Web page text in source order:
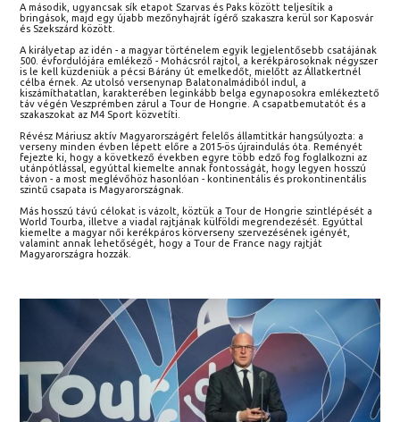
A második, ugyancsak sík etapot Szarvas és Paks között teljesítik a
bringások, majd egy újabb mezőnyhajrát ígérő szakaszra kerül sor Kaposvár
és Szekszárd között.
A királyetap az idén - a magyar történelem egyik legjelentősebb csatájának
500. évfordulójára emlékező - Mohácsról rajtol, a kerékpárosoknak négyszer
is le kell küzdeniük a pécsi Bárány út emelkedőt, mielőtt az Állatkertnél
célba érnek. Az utolsó versenynap Balatonalmádiból indul, a
kiszámíthatatlan, karakterében leginkább belga egynaposokra emlékeztető
táv végén Veszprémben zárul a Tour de Hongrie. A csapatbemutatót és a
szakaszokat az M4 Sport közvetíti.
Révész Máriusz aktív Magyarországért felelős államtitkár hangsúlyozta: a
verseny minden évben lépett előre a 2015-ös újraindulás óta. Reményét
fejezte ki, hogy a következő években egyre több edző fog foglalkozni az
utánpótlással, egyúttal kiemelte annak fontosságát, hogy legyen hosszú
távon - a most meglévőhöz hasonlóan - kontinentális és prokontinentális
szintű csapata is Magyarországnak.
Más hosszú távú célokat is vázolt, köztük a Tour de Hongrie szintlépését a
World Tourba, illetve a viadal rajtjának külföldi megrendezését. Egyúttal
kiemelte a magyar női kerékpáros körverseny szervezésének igényét,
valamint annak lehetőségét, hogy a Tour de France nagy rajtját
Magyarországra hozzák.